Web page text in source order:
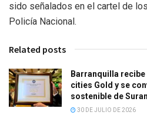
sido señalados en el cartel de
Policía Nacional.
Related posts
Barranquilla
cities Gold y se
sostenible de
30 DE JULIO DE 2026